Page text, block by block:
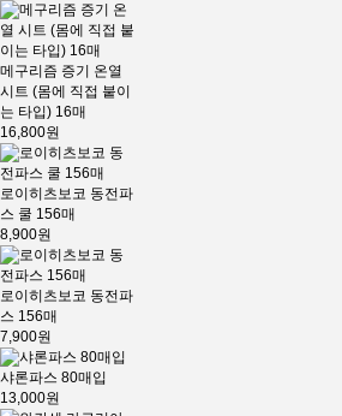
메구리즘 증기 온열
시트 (몸에 직접 붙이
는 타입) 16매
16,800원
로이히츠보코 동전파
스 쿨 156매
8,900원
로이히츠보코 동전파
스 156매
7,900원
샤론파스 80매입
13,000원